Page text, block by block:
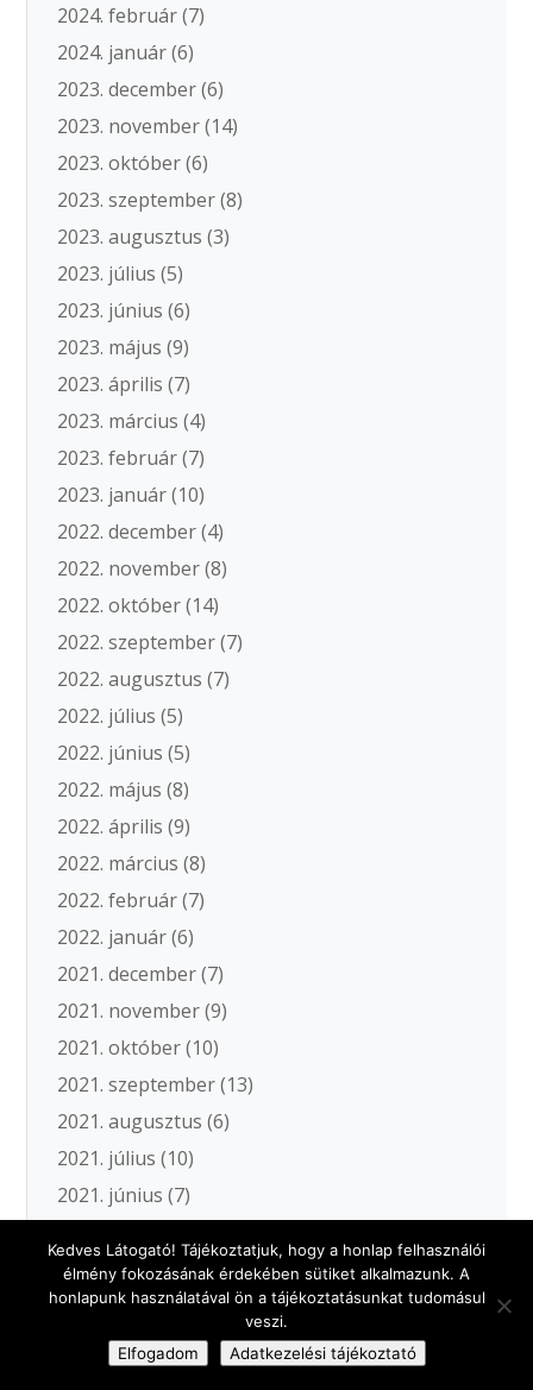
2024. február(7)
2024. január(6)
2023. december(6)
2023. november(14)
2023. október(6)
2023. szeptember(8)
2023. augusztus (3)
2023. július (5)
2023. június (6)
2023. május (9)
2023. április (7)
2023. március (4)
2023. február(7)
2023. január(10)
2022. december(4)
2022. november(8)
2022. október(14)
2022. szeptember(7)
2022. augusztus (7)
2022. július (5)
2022. június (5)
2022. május (8)
2022. április (9)
2022. március (8)
2022. február(7)
2022. január(6)
2021. december(7)
2021. november(9)
2021. október(10)
2021. szeptember(13)
2021. augusztus (6)
2021. július (10)
2021. június (7)
2021. április(12)
2021. március(15)
2021. február(8)
Kedves Látogató! Tájékoztatjuk, hogy a honlap felhasználói
élmény fokozásának érdekében sütiket alkalmazunk. A
honlapunk használatával ön a tájékoztatásunkat tudomásul
veszi.
Elfogadom
Adatkezelési tájékoztató